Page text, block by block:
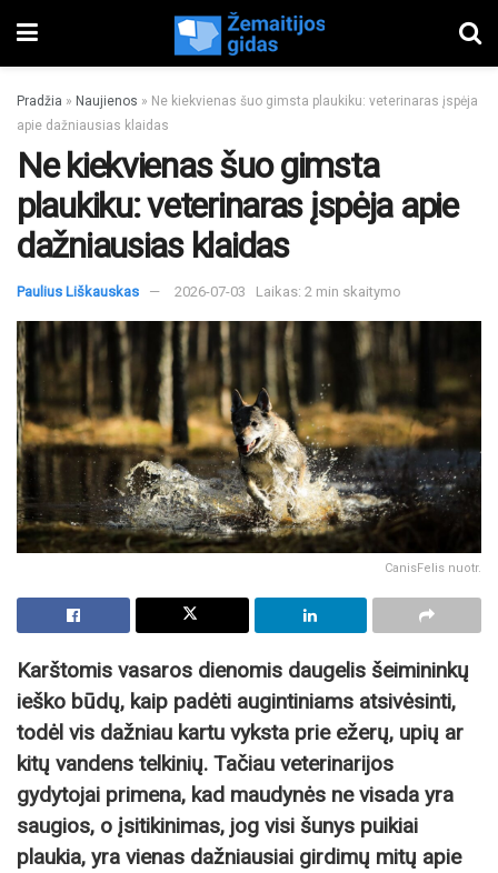
Pradžia » Naujienos » Ne kiekvienas šuo gimsta plaukiku: veterinaras įspėja
apie dažniausias klaidas
Ne kiekvienas šuo gimsta
plaukiku: veterinaras įspėja apie
dažniausias klaidas
Paulius Liškauskas 2026-07-03 Laikas: 2 min skaitymo
CanisFelis nuotr.
Karštomis vasaros dienomis daugelis šeimininkų
ieško būdų, kaip padėti augintiniams atsivėsinti,
todėl vis dažniau kartu vyksta prie ežerų, upių ar
kitų vandens telkinių. Tačiau veterinarijos
gydytojai primena, kad maudynės ne visada yra
saugios, o įsitikinimas, jog visi šunys puikiai
plaukia, yra vienas dažniausiai girdimų mitų apie